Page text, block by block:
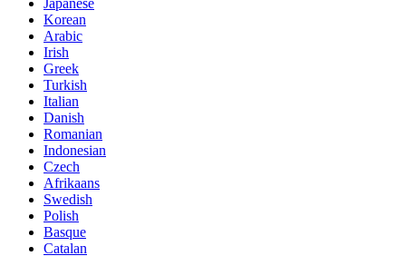
Korean
Arabic
Irish
Greek
Turkish
Italian
Danish
Romanian
Indonesian
Czech
Afrikaans
Swedish
Polish
Basque
Catalan